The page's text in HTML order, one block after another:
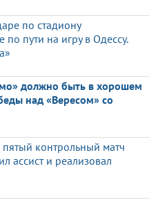
по стадиону
пути на игру в Одессу.
должно быть в хорошем
над «Вересом» со
контрольный матч
ассист и реализовал